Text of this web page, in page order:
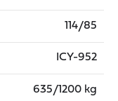
114/85
ICY-952
635/1200 kg